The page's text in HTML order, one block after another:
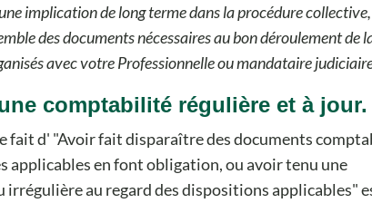
implication de long terme dans la procédure
des documents nécessaires au bon déroulement de
avec votre Professionnelle ou mandataire
comptabilité régulière et à jour.
fait d' Avoir fait disparaître des documents
applicables en font obligation, ou avoir tenu une
au regard des dispositions applicables